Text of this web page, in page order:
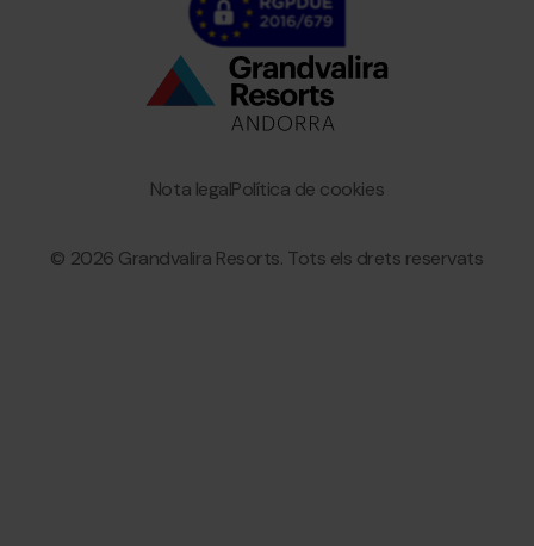
© 2026 Grandvalira Resorts. Tots els drets reservats
GranvaliraPolítica de cookies
Nota legal